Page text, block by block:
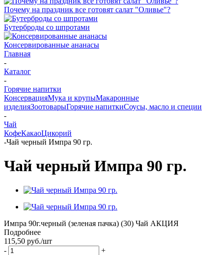
Почему на праздник все готовят салат "Оливье"?
Бутерброды со шпротами
Консервированные ананасы
Главная
-
Каталог
-
Горячие напитки
КонсервацияМука и крупыМакаронные
изделияЗоотоварыГорячие напиткиСоусы, масло и специи
-
Чай
КофеКакаоЦикорий
-Чай черный Импра 90 гр.
Чай черный Импра 90 гр.
Импра 90г.черный (зеленая пачка) (30) Чай АКЦИЯ
Подробнее
115,50 руб./шт
-
+